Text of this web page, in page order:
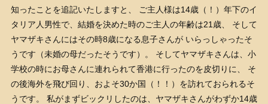
知ったことを追記いたしますと、 ご主人様は14歳（！）年下のイ
タリア人男性で、結婚を決めた時のご主人の年齢は21歳、 そして
ヤマザキさんにはその時8歳になる息子さんが いらっしゃったそ
うです（未婚の母だったそうです）。 そしてヤマザキさんは、小
学校の時にお母さんに連れられて香港に行ったのを皮切りに、 そ
の後海外を飛び回り、およそ30か国（！！）を訪れておられるそ
うです。 私がまずビックリしたのは、ヤマザキさんがわずか14歳